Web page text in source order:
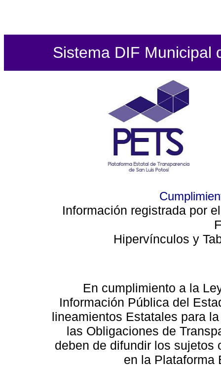
Sistema DIF Municipal
Información registrada por
Hipervínculos y
En cumplimiento a la
Información Pública del
lineamientos Estatales para
las Obligaciones de
deben de difundir los sujetos
en la Plataforma